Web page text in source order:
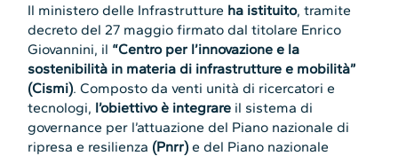
Il ministero delle Infrastrutture ha istituito, tramite
decreto del 27 maggio firmato dal titolare Enrico
Giovannini, il “Centro per l’innovazione e la
sostenibilità in materia di infrastrutture e mobilità”
(Cismi). Composto da venti unità di ricercatori e
tecnologi, l’obiettivo è integrare il sistema di
governance per l’attuazione del Piano nazionale di
ripresa e resilienza (Pnrr)e del Piano nazionale